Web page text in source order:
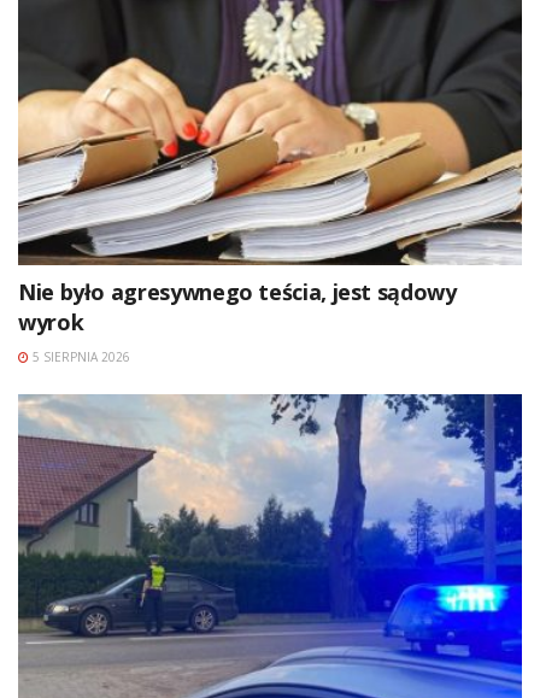
Nie było agresywnego teścia, jest sądowy
wyrok
5 SIERPNIA 2026